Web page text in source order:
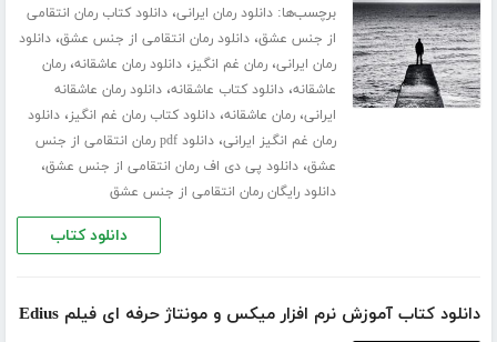
برچسب‌ها:دانلود رمان ایرانی،دانلود کتاب رمان انتقامی
از جنس عشق،دانلود رمان انتقامی از جنس عشق،دانلود
رمان ایرانی،رمان غم انگیز،دانلود رمان عاشقانه،رمان
عاشقانه،دانلود کتاب عاشقانه،دانلود رمان عاشقانه
ایرانی،رمان عاشقانه،دانلود کتاب رمان غم انگیز،دانلود
رمان غم انگیز ایرانی،
دانلود pdf رمان انتقامی از جنس
عشق،دانلود پی دی اف رمان انتقامی از جنس عشق،
دانلود رایگان رمان انتقامی از جنس عشق
دانلود کتاب
دانلود کتاب آموزش نرم افزار میکس و مونتاژ حرفه ای فیلم Edius